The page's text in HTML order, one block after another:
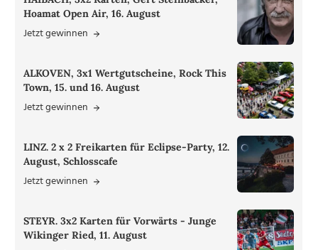
Hoamat Open Air, 16. August
Jetzt gewinnen
ALKOVEN, 3x1 Wertgutscheine, Rock This
Town, 15. und 16. August
Jetzt gewinnen
LINZ. 2 x 2 Freikarten für Eclipse-Party, 12.
August, Schlosscafe
Jetzt gewinnen
STEYR. 3x2 Karten für Vorwärts - Junge
Wikinger Ried, 11. August